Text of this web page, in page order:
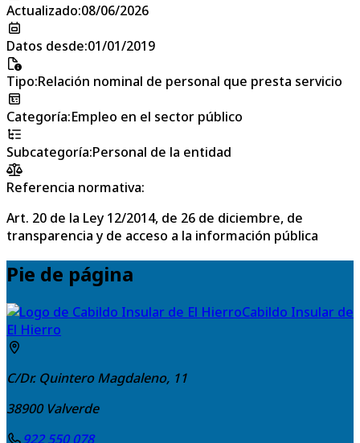
Actualizado:08/06/2026
Datos desde:01/01/2019
Tipo:Relación nominal de personal que presta servicio
Categoría:Empleo en el sector público
Subcategoría:Personal de la entidad
Referencia normativa:
Art. 20 de la Ley 12/2014, de 26 de diciembre, de
transparencia y de acceso a la información pública
Pie de página
Cabildo Insular de
El Hierro
C/Dr. Quintero Magdaleno, 11
38900 Valverde
922 550 078